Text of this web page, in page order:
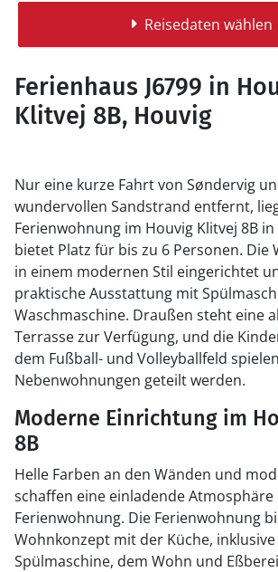
Reisedaten wählen
Ferienhaus J6799 in
Klitvej 8B, Houvig
Nur eine kurze Fahrt von Søndervig
wundervollen Sandstrand entfernt,
Ferienwohnung im Houvig Klitvej 8B
bietet Platz für bis zu 6 Personen. Die
in einem modernen Stil eingerichtet
praktische Ausstattung mit
Waschmaschine. Draußen steht eine
Terrasse zur Verfügung, und die
dem Fußball- und Volleyballfeld
Nebenwohnungen geteilt werden.
Moderne Einrichtung im
8B
Helle Farben an den Wänden und
schaffen eine einladende
Ferienwohnung. Die Ferienwohnung
Wohnkonzept mit der Küche,
Spülmaschine, dem Wohn und